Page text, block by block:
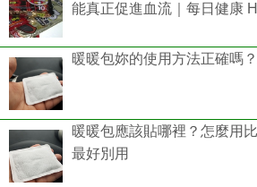
能真正促進血流｜每日健康
暖暖包妳的使用方法正確嗎
暖暖包應該貼哪裡？怎麼用
最好別用